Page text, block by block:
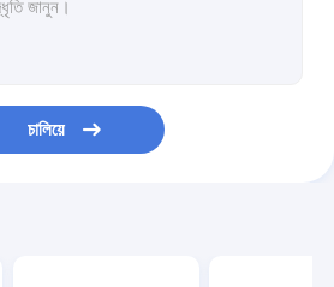
চালিয়ে